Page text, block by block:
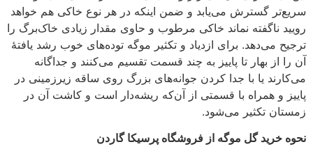
سریع‌تر گسترش می‌یابد و ضمن اینکه در هر نوع خاکی هم خواهد
رویید ناگفته نماند خاکی مرطوب و حاوی مقدار زیادی خاک‌برگ را
ترجیح می‌دهد. برای ازدیاد و تکثیر موگه توده‌های خوب رشد یافتهٔ
آن را از بهار تا پاییز به چند قسمت تقسیم می‌کنند و جداگانه
می‌کارند یا با جدا کردن جوانه‌های بزرگ روی ساقه زیرزمینی در
پاییز و همراه با قسمتی از آن‌که ریشه‌دار است و کاشت آن در
زمستان تکثیر می‌شود.
نحوه خرید گل موگه از فروشگاه پرسیکا گاردن